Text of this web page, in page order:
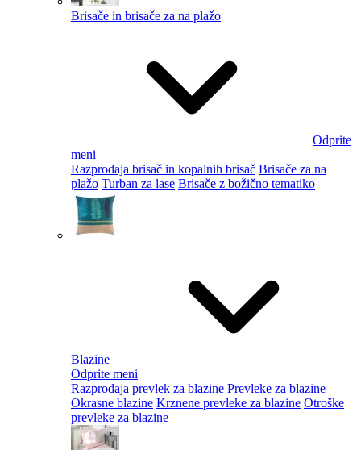
Brisače in brisače za na plažo
Odprite
meni
Razprodaja brisač in kopalnih brisač Brisače za na
plažo Turban za lase Brisače z božično tematiko
Blazine
Odprite meni
Razprodaja prevlek za blazine Prevleke za blazine
Okrasne blazine Krznene prevleke za blazine Otroške
prevleke za blazine